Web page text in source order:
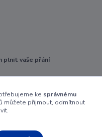
plnit vaše přání
ke správnému
můžete přijmout, odmítnout